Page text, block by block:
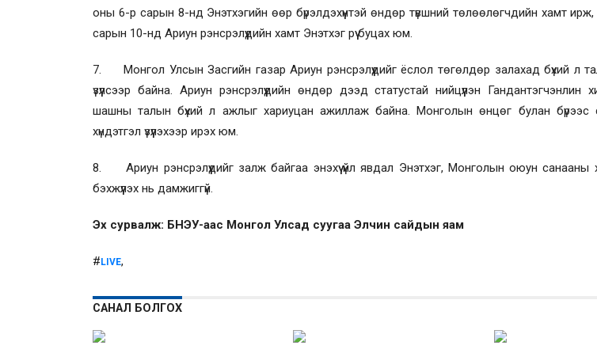
оны 6-р сарын 8-нд Энэтхэгийн өөр бүрэлдэхүүнтэй өндөр түвшний төлөөлөгчдийн хамт
сарын 10-нд Ариун рэнсрэлүүдийн хамт Энэтхэг рүү буцах юм.
7. Монгол Улсын Засгийн газар Ариун рэнсрэлүүдийг ёслол төгөлдөр залахад бүхий л
үзүүлсээр байна. Ариун рэнсрэлүүдийн өндөр дээд статустай нийцүүлэн Гандантэгчэнлин
шашны талын бүхий л ажлыг хариуцан ажиллаж байна. Монголын өнцөг булан бүрээс
хүндэтгэл үзүүлэхээр ирэх юм.
8. Ариун рэнсрэлүүдийг залж байгаа энэхүү үйл явдал Энэтхэг, Монголын оюун санааны
бэхжүүлэх нь дамжиггүй.
Эх сурвалж: БНЭУ-аас Монгол Улсад суугаа Элчин сайдын яам
#LIVE,
САНАЛ БОЛГОХ